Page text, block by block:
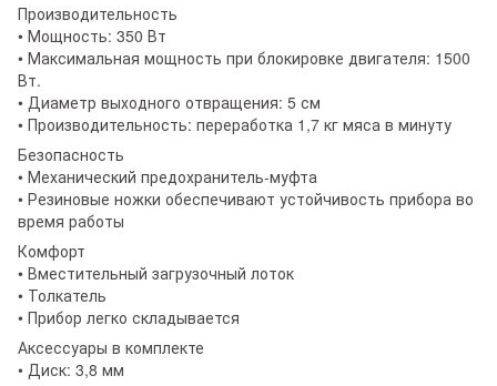
Производительность
• Мощность: 350 Вт
• Максимальная мощность при блокировке двигателя: 1500
Вт.
• Диаметр выходного отвращения: 5 см
• Производительность: переработка 1,7 кг мяса в минуту
Безопасность
• Механический предохранитель-муфта
• Резиновые ножки обеспечивают устойчивость прибора во
время работы
Комфорт
• Вместительный загрузочный лоток
• Толкатель
• Прибор легко складывается
Аксессуары в комплекте
• Диск: 3,8 мм